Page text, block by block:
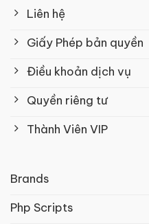
Liên hệ
Giấy Phép bản quyền
Điều khoản dịch vụ
Quyền riêng tư
Thành Viên VIP
Brands
Php Scripts